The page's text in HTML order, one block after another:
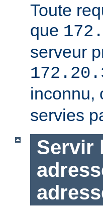
Toute
que
serveur
inconnu,
servies
Servir